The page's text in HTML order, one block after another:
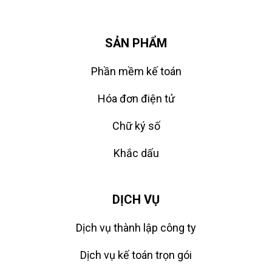
SẢN PHẨM
Phần mềm kế toán
Hóa đơn điện tử
Chữ ký số
Khắc dấu
DỊCH VỤ
Dịch vụ thành lập công ty
Dịch vụ kế toán trọn gói